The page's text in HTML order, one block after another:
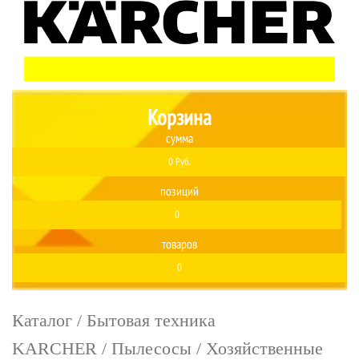
Корзина
сумма
0 Руб.
позиций
0
товаров
0
Каталог / Бытовая техника
KARCHER / Пылесосы / Хозяйственные